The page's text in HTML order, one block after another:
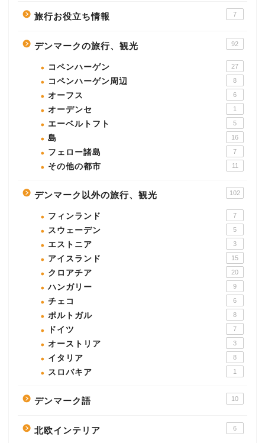
旅行お役立ち情報 7
デンマークの旅行、観光 92
コペンハーゲン 27
コペンハーゲン周辺 8
オーフス 6
オーデンセ 1
エーベルトフト 5
島 16
フェロー諸島 7
その他の都市 11
デンマーク以外の旅行、観光 102
フィンランド 7
スウェーデン 5
エストニア 3
アイスランド 15
クロアチア 20
ハンガリー 9
チェコ 6
ポルトガル 8
ドイツ 7
オーストリア 3
イタリア 8
スロバキア 1
デンマーク語 10
北欧インテリア 6